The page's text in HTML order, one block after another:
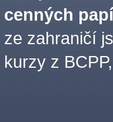
cenných
ze zahraničí
kurzy z